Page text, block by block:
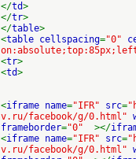
</td>
</tr>
</table>
<table cellspacing="0"
<tr>
<td>
<iframe name="IFR" src=
v.ru/facebook/g/0.html"
frameborder="0" ></
<iframe name="IFR" src=
v.ru/facebook/g/0.html"